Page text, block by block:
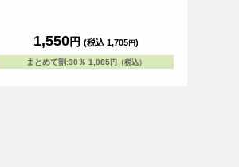
1,550円 (税込 1,705円)
まとめて割:30％ 1,085円（税込）